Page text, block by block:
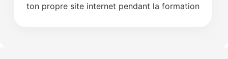
ton propre site internet pendant la formation